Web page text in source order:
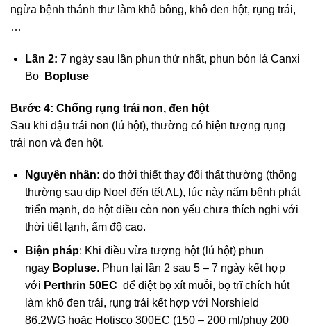
ngừa bệnh thánh thư làm khô bông, khô đen hột, rụng trái,
…
Lần 2: 7 ngày sau lần phun thứ nhất, phun bón lá Canxi
Bo
Bopluse
Bước 4: Chống rụng trái non, đen hột
Sau khi đậu trái non (lú hột), thường có hiện tượng rụng
trái non và đen hột.
Nguyên nhân: do thời thiết thay đổi thất thường (thông
thường sau dịp Noel đến tết AL), lúc này nấm bệnh phát
triển mạnh, do hột điều còn non yếu chưa thích nghi với
thời tiết lạnh, ẩm độ cao.
Biện pháp: Khi điều vừa tượng hột (lú hột) phun
ngay Bopluse. Phun lại lần 2 sau 5 – 7 ngày kết hợp
với Perthrin 50EC để diệt bọ xít muỗi, bọ trĩ chích hút
làm khô đen trái, rụng trái kết hợp với Norshield
86.2WG hoặc Hotisco 300EC (150 – 200 ml/phuy 200